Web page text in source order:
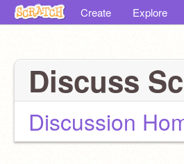
Create Explore
Discuss
Discussion